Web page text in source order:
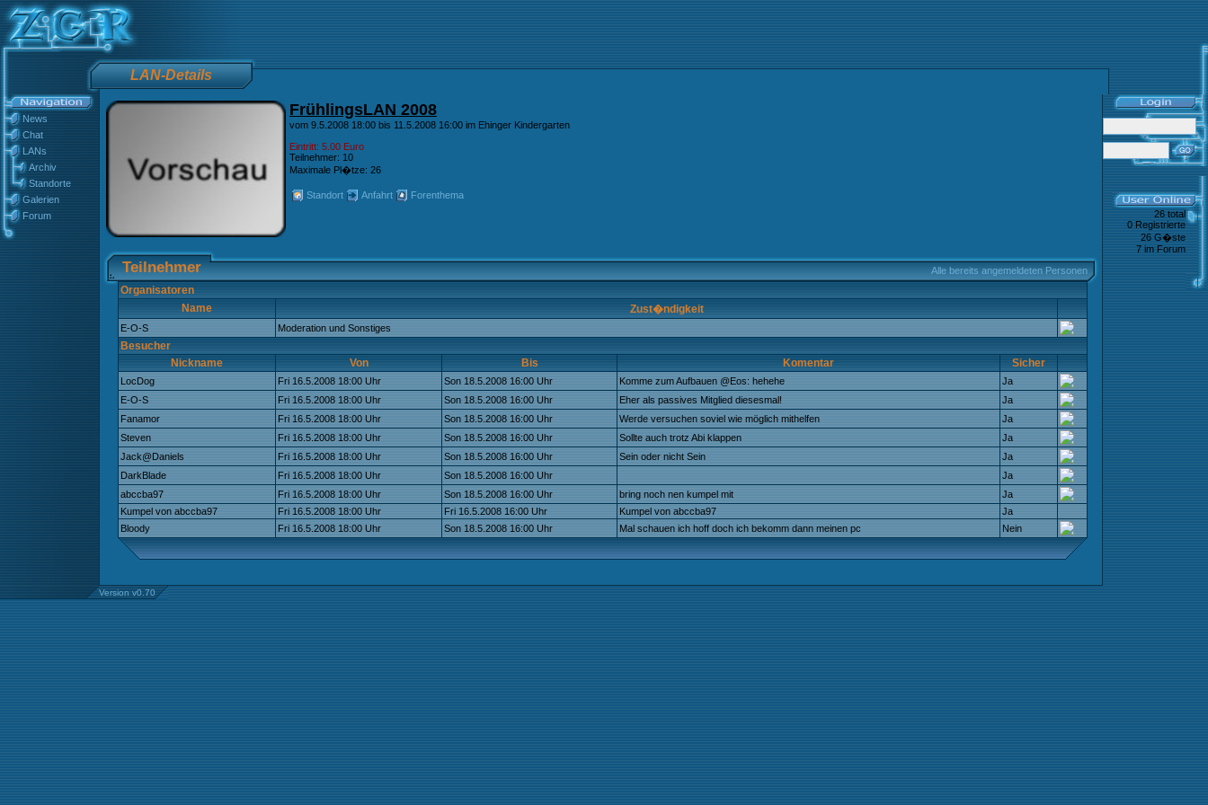
LAN-Details
News
Chat
LANs
Archiv
Standorte
Galerien
Forum
FrühlingsLAN 2008
vom 9.5.2008 18:00 bis 11.5.2008 16:00 im Ehinger Kindergarten
Eintritt: 5.00 Euro
Teilnehmer: 10
Maximale Pl�tze: 26
Standort Anfahrt Forenthema
Teilnehmer Alle bereits angemeldeten Personen
Organisatoren
Name
Zust�ndigkeit
E-O-S Moderation und Sonstiges
Besucher
Nickname
Von Bis Komentar Sicher
LocDog Fri 16.5.2008 18:00 Uhr Son 18.5.2008 16:00 Uhr Komme zum Aufbauen @Eos: hehehe
Ja
E-O-S
Fri 16.5.2008 18:00 Uhr Son 18.5.2008 16:00 Uhr Eher als passives Mitglied diesesmal!
Ja
Fanamor
Fri 16.5.2008 18:00 Uhr Son 18.5.2008 16:00 Uhr Werde versuchen soviel wie möglich mithelfen
Ja
Steven
Fri 16.5.2008 18:00 Uhr Son 18.5.2008 16:00 Uhr Sollte auch trotz Abi klappen
Ja
Jack@Daniels
Fri 16.5.2008 18:00 Uhr Son 18.5.2008 16:00 Uhr Sein oder nicht Sein
Ja
DarkBlade
Fri 16.5.2008 18:00 Uhr Son 18.5.2008 16:00 Uhr
Ja
abccba97
Fri 16.5.2008 18:00 Uhr Son 18.5.2008 16:00 Uhr bring noch nen kumpel mit
Ja
Kumpel von abccba97
Fri 16.5.2008 18:00 Uhr Fri 16.5.2008 16:00 Uhr Kumpel von abccba97
Ja
Bloody
Fri 16.5.2008 18:00 Uhr Son 18.5.2008 16:00 Uhr Mal schauen ich hoff doch ich bekomm dann meinen pc Nein
26 total
0 Registrierte
26 G�ste
7 im Forum
Version v0.70